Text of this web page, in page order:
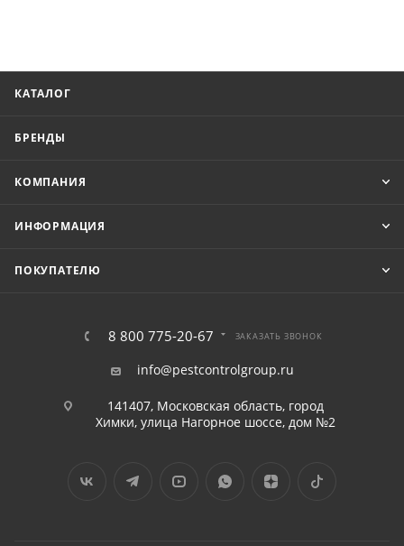
КАТАЛОГ
БРЕНДЫ
КОМПАНИЯ
ИНФОРМАЦИЯ
ПОКУПАТЕЛЮ
8 800 775-20-67 ЗАКАЗАТЬ ЗВОНОК
info@pestcontrolgroup.ru
141407, Московская область, город
Химки, улица Нагорное шоссе, дом №2